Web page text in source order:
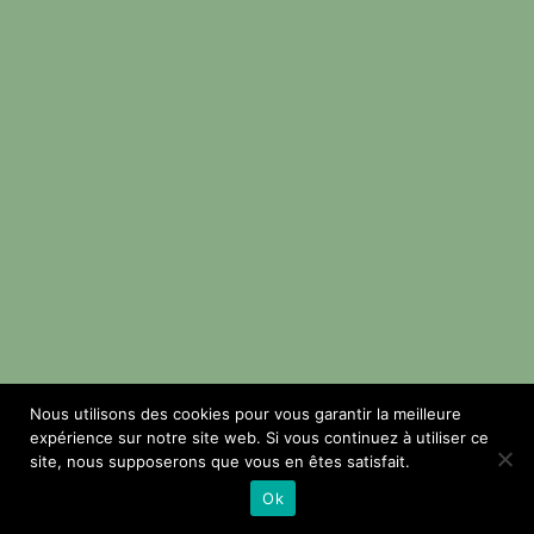
Nous utilisons des cookies pour vous garantir la meilleure
expérience sur notre site web. Si vous continuez à utiliser ce
site, nous supposerons que vous en êtes satisfait.
Ok